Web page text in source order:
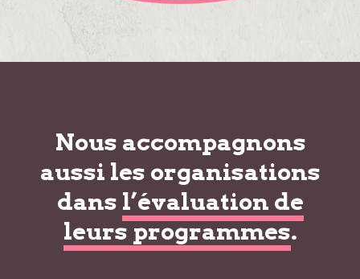
Nous accompagnons
aussi les organisations
dans l’évaluation de
leurs programmes.